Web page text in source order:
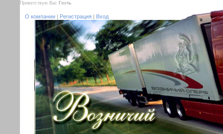
Приветствую Вас Гость
О компании | Регистрация | Вход